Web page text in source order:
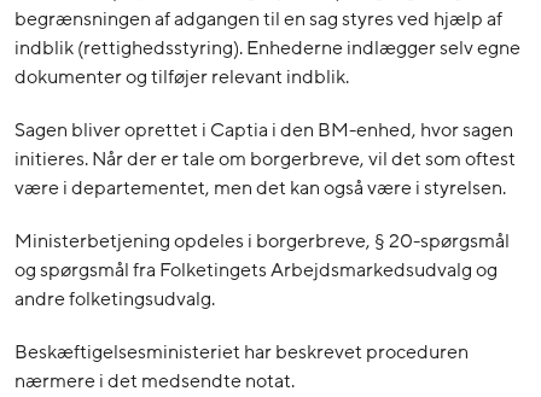
begrænsningen af adgangen til en sag styres ved hjælp af
indblik (rettighedsstyring). Enhederne indlægger selv egne
dokumenter og tilføjer relevant indblik.
Sagen bliver oprettet i Captia i den BM-enhed, hvor sagen
initieres. Når der er tale om borgerbreve, vil det som oftest
være i departementet, men det kan også være i styrelsen.
Ministerbetjening opdeles i borgerbreve, § 20-spørgsmål
og spørgsmål fra Folketingets Arbejdsmarkedsudvalg og
andre folketingsudvalg.
Beskæftigelsesministeriet har beskrevet proceduren
nærmere i det medsendte notat.